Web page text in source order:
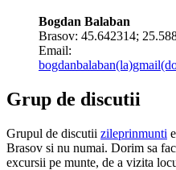
Bogdan Balaban
Brasov: 45.642314;
Email:
Grup de discutii
Grupul de discutii zileprinmunti
Brasov si nu numai. Dorim sa
excursii pe munte, de a vizita